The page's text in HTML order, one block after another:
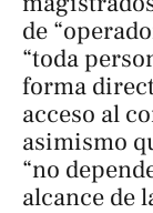
de
“toda
forma
acceso al
asimismo
“no
alcance de